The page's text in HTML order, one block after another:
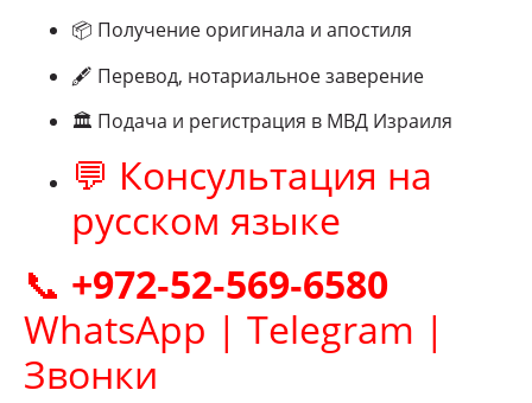
📦 Получение оригинала и апостиля
🖋 Перевод, нотариальное заверение
🏛 Подача и регистрация в МВД Израиля
💬 Консультация на
русском языке
📞 +972‑52‑569‑6580
WhatsApp | Telegram |
Звонки